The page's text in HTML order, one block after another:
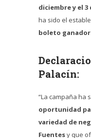
diciembre y el 3
ha sido el
boleto
Palacín:
“La campaña ha
oportunidad
variedad de
Fuentesy que